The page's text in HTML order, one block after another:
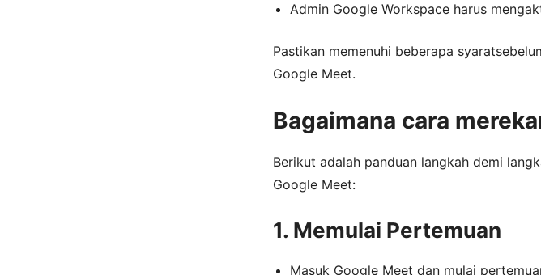
Admin Google Workspace harus
Pastikan memenuhi beberapa
Google Meet.
Bagaimana cara
Berikut adalah panduan langkah demi
Google Meet:
1. Memulai Pertemuan
Masuk Google Meet dan mulai